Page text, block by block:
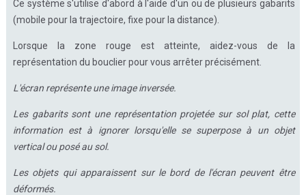
Ce système s'utilise d'abord à l'aide d'un ou de plusieurs gabarits
(mobile pour la trajectoire, fixe pour la distance).
Lorsque la zone rouge est atteinte, aidez-vous de la
représentation du bouclier pour vous arrêter précisément.
L'écran représente une image inversée.
Les gabarits sont une représentation projetée sur sol plat, cette
information est à ignorer lorsqu'elle se superpose à un objet
vertical ou posé au sol.
Les objets qui apparaissent sur le bord de l'écran peuvent être
déformés.